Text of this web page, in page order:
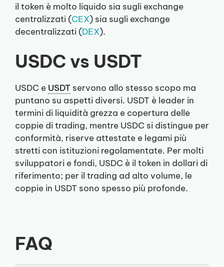
il token è molto liquido sia sugli exchange
centralizzati (CEX) sia sugli exchange
decentralizzati (DEX).
USDC vs USDT
USDC e USDT servono allo stesso scopo ma
puntano su aspetti diversi. USDT è leader in
termini di liquidità grezza e copertura delle
coppie di trading, mentre USDC si distingue per
conformità, riserve attestate e legami più
stretti con istituzioni regolamentate. Per molti
sviluppatori e fondi, USDC è il token in dollari di
riferimento; per il trading ad alto volume, le
coppie in USDT sono spesso più profonde.
FAQ